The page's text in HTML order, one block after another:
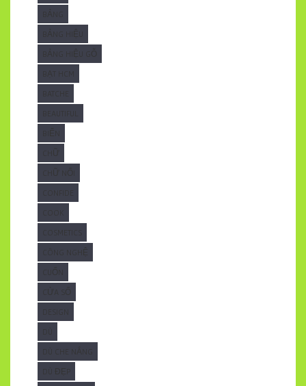
BẠT HCM
BATCHE
BEAUTIFUL
COSMETICS
CỬA SỔ
DÙ ĐẸP